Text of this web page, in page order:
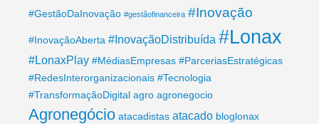
#GestãoDaInovação #gestãofinanceira #Inovação
#InovaçãoAberta #InovaçãoDistribuída #Lonax
#LonaxPlay #MédiasEmpresas #ParceriasEstratégicas
#RedesInterorganizacionais #Tecnologia
#TransformaçãoDigital agro agronegocio
Agronegócio atacadistas atacado bloglonax